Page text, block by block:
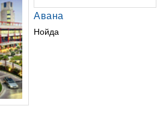
Авана
Нойда